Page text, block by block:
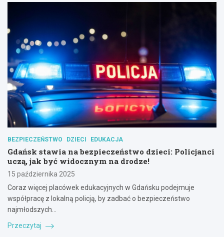
BEZPIECZEŃSTWO DZIECI EDUKACJA
Gdańsk stawia na bezpieczeństwo dzieci: Policjanci
uczą, jak być widocznym na drodze!
15 października 2025
Coraz więcej placówek edukacyjnych w Gdańsku podejmuje
współpracę z lokalną policją, by zadbać o bezpieczeństwo
najmłodszych…
Przeczytaj